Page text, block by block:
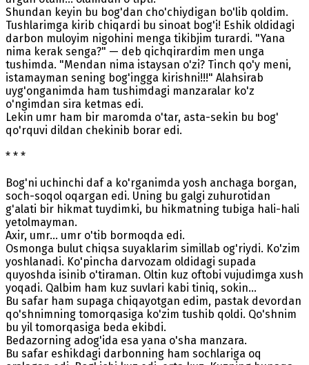
Shundan keyin bu bog'dan cho'chiydigan bo'lib qoldim.
Tushlarimga kirib chiqardi bu sinoat bog'i! Eshik oldidagi
darbon muloyim nigohini menga tikibjim turardi. "Yana
nima kerak senga?" — deb qichqirardim men unga
tushimda. "Mendan nima istaysan o'zi? Tinch qo'y meni,
istamayman sening bog'ingga kirishni!!!" Alahsirab
uyg'onganimda ham tushimdagi manzaralar ko'z
o'ngimdan sira ketmas edi.
Lekin umr ham bir maromda o'tar, asta-sekin bu bog'
qo'rquvi dildan chekinib borar edi.
* * *
Bog'ni uchinchi daf a ko'rganimda yosh anchaga borgan,
soch-soqol oqargan edi. Uning bu galgi zuhurotidan
g'alati bir hikmat tuydimki, bu hikmatning tubiga hali-hali
yetolmayman.
Axir, umr... umr o'tib bormoqda edi.
Osmonga bulut chiqsa suyaklarim simillab og'riydi. Ko'zim
yoshlanadi. Ko'pincha darvozam oldidagi supada
quyoshda isinib o'tiraman. Oltin kuz oftobi vujudimga xush
yoqadi. Qalbim ham kuz suvlari kabi tiniq, sokin...
Bu safar ham supaga chiqayotgan edim, pastak devordan
qo'shnimning tomorqasiga ko'zim tushib qoldi. Qo'shnim
bu yil tomorqasiga beda ekibdi.
Bedazorning adog'ida esa yana o'sha manzara.
Bu safar eshikdagi darbonning ham sochlariga oq